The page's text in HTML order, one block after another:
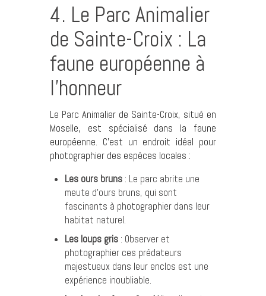
4. Le Parc Animalier
de Sainte-Croix : La
faune européenne à
l’honneur
Le Parc Animalier de Sainte-Croix, situé en
Moselle, est spécialisé dans la faune
européenne. C’est un endroit idéal pour
photographier des espèces locales :
Les ours bruns: Le parc abrite une
meute d’ours bruns, qui sont
fascinants à photographier dans leur
habitat naturel.
Les loups gris: Observer et
photographier ces prédateurs
majestueux dans leur enclos est une
expérience inoubliable.